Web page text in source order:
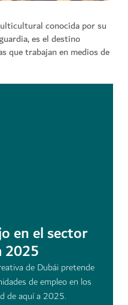
conocida por su
es el destino
que trabajan en medios de
en el sector
2025
de Dubái pretende
de empleo en los
de aquí a 2025.